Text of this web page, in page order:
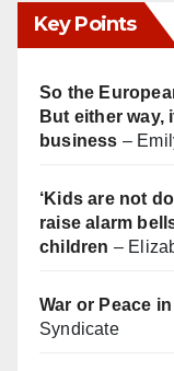
Key Points
So the
But either way,
business –
‘Kids are not
raise alarm
children –
War or Peace
Syndicate